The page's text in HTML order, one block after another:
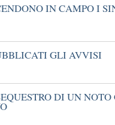
IN CAMPO I
GLI AVVISI
DI UN NOTO